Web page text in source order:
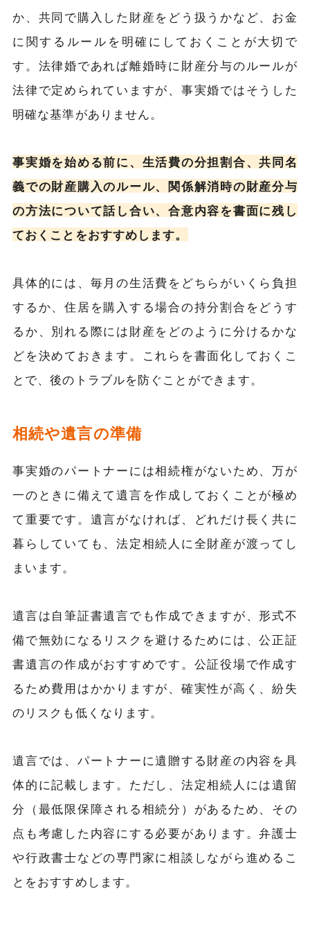
か、共同で購入した財産をどう扱うかなど、お金
に関するルールを明確にしておくことが大切で
す。法律婚であれば離婚時に財産分与のルールが
法律で定められていますが、事実婚ではそうした
明確な基準がありません。
事実婚を始める前に、生活費の分担割合、共同名
義での財産購入のルール、関係解消時の財産分与
の方法について話し合い、合意内容を書面に残し
ておくことをおすすめします。
具体的には、毎月の生活費をどちらがいくら負担
するか、住居を購入する場合の持分割合をどうす
るか、別れる際には財産をどのように分けるかな
どを決めておきます。これらを書面化しておくこ
とで、後のトラブルを防ぐことができます。
相続や遺言の準備
事実婚のパートナーには相続権がないため、万が
一のときに備えて遺言を作成しておくことが極め
て重要です。遺言がなければ、どれだけ長く共に
暮らしていても、法定相続人に全財産が渡ってし
まいます。
遺言は自筆証書遺言でも作成できますが、形式不
備で無効になるリスクを避けるためには、公正証
書遺言の作成がおすすめです。公証役場で作成す
るため費用はかかりますが、確実性が高く、紛失
のリスクも低くなります。
遺言では、パートナーに遺贈する財産の内容を具
体的に記載します。ただし、法定相続人には遺留
分（最低限保障される相続分）があるため、その
点も考慮した内容にする必要があります。弁護士
や行政書士などの専門家に相談しながら進めるこ
とをおすすめします。